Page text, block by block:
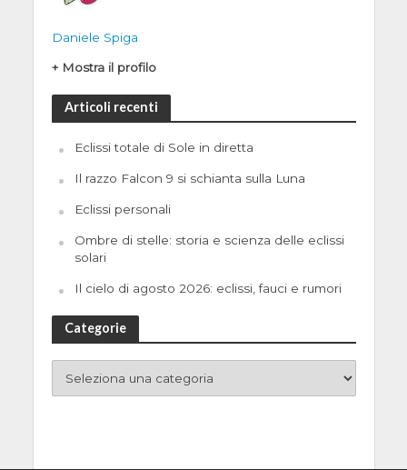
Daniele Spiga
+ Mostra il profilo
Articoli recenti
Eclissi totale di Sole in diretta
Il razzo Falcon 9 si schianta sulla Luna
Eclissi personali
Ombre di stelle: storia e scienza delle eclissi
solari
Il cielo di agosto 2026: eclissi, fauci e rumori
Categorie